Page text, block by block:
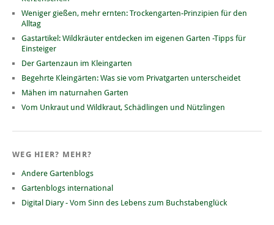
Weniger gießen, mehr ernten: Trockengarten-Prinzipien für den
Alltag
Gastartikel: Wildkräuter entdecken im eigenen Garten -Tipps für
Einsteiger
Der Gartenzaun im Kleingarten
Begehrte Kleingärten: Was sie vom Privatgarten unterscheidet
Mähen im naturnahen Garten
Vom Unkraut und Wildkraut, Schädlingen und Nützlingen
WEG HIER? MEHR?
Andere Gartenblogs
Gartenblogs international
Digital Diary - Vom Sinn des Lebens zum Buchstabenglück